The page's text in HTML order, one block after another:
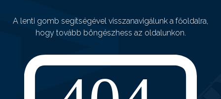
A lenti gomb segítségével visszanavigálunk a főoldalra,
hogy tovább böngészhess az oldalunkon.